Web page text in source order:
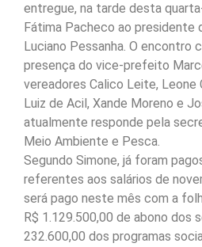
entregue, na tarde desta
Fátima Pacheco ao presidente
Luciano Pessanha. O encontro
presença do vice-prefeito
vereadores Calico Leite, Leone
Luiz de Acil, Xande Moreno e
atualmente responde pela
Meio Ambiente e Pesca.
Segundo Simone, já foram
referentes aos salários de
será pago neste mês com a
R$ 1.129.500,00 de abono dos
232.600,00 dos programas